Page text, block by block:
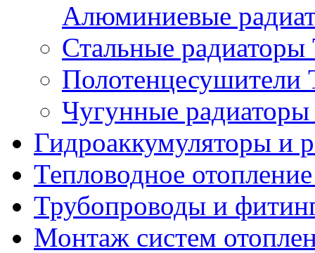
Алюминиевые
Стальные
Чугунные
Гидроаккумуляторы и
Тепловодное
Трубопроводы и
Монтаж систем